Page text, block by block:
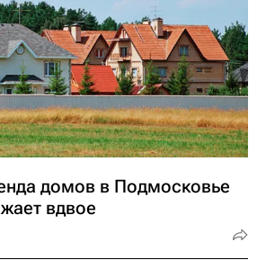
домов в Подмосковье
вдвое